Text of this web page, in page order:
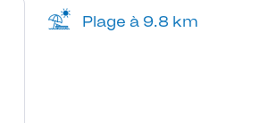
Plage à 9.8 km